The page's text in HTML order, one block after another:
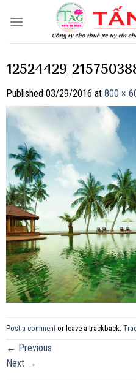
Published 03/29/2016 at 800 ×
Post a comment or leave a trackback:
← Previous
Next →